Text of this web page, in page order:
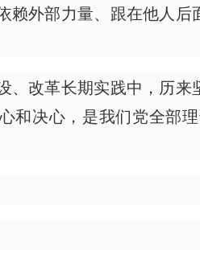
赖外部力量、跟在他人
、改革长期实践中，历
和决心，是我们党全部